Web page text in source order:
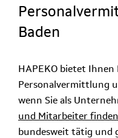
Baden
HAPEKO bietet
Personalvermittlung
wenn Sie als
und Mitarbeiter finden
bundesweit tätig und